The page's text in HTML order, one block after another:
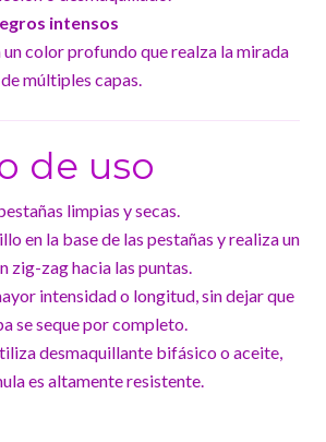
intensos
color profundo que realza la mirada
múltiples capas.
de uso
limpias y secas.
en la base de las pestañas y realiza un
zig-zag hacia las puntas.
intensidad o longitud, sin dejar que
se seque por completo.
desmaquillante bifásico o aceite,
es altamente resistente.